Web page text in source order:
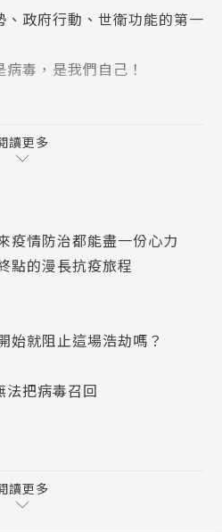
政府行動、世衛功能的第一
毒，是我們自己！
的啟蒙好書。――英國Kirkus
話遭人漠視。
百萬至四百萬；2003年SA
百億美元代價；2009年流感
損失五百五十億……過去數十
斑斑卻未讓我們學會教訓，
手，更甚戰爭和饑荒。
讀更多
疫情防治都能盡一份心力
點的漫長抗疫旅程
始就阻止這場浩劫嗎？
法把病毒召回
為什麼會出現？
讀更多